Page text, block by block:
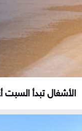
الأشغال تبدأ